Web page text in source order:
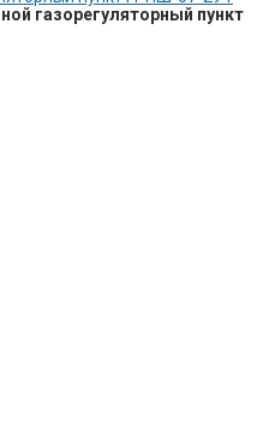
газорегуляторный пункт